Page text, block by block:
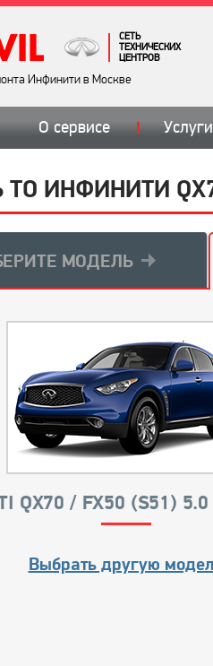
СЕТЬ
ТЕХНИЧЕСКИХ
ЦЕНТРОВ
Инфинити в Москве
О сервисе Услуги
ИНФИНИТИ
МОДЕЛЬ
QX70 / FX50 (S51)
Выбрать другую